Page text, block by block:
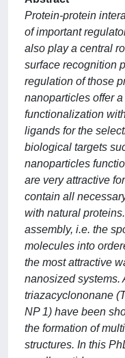
Protein-protein
of important
also play a central
surface recognition
regulation of those
nanoparticles offer
functionalization
ligands for the
biological targets
nanoparticles
are very attractive
contain all
with natural
assembly, i.e. the
molecules into
the most attractive
nanosized systems.
triazacyclononane
NP 1) have been
the formation of
structures. In this